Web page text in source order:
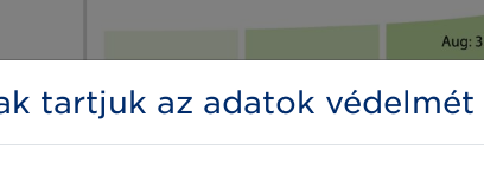
tartjuk az adatok védelmét